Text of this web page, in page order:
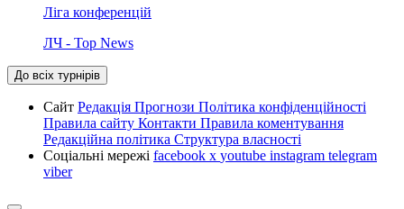
Ліга конференцій
ЛЧ - Top News
До всіх турнірів
Сайт Редакція Прогнози Політика конфіденційності
Правила сайту Контакти Правила коментування
Редакційна політика Структура власності
Соціальні мережі facebook x youtube instagram telegram
viber